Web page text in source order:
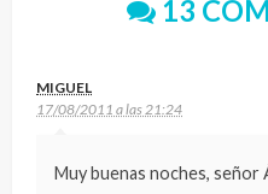
13
MIGUEL
17/08/2011 a las 21:24
Muy buenas noches, señor